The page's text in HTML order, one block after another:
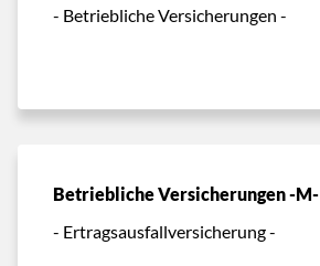
- Betriebliche Versicherungen -
Betriebliche Versicherungen -M-
- Ertragsausfallversicherung -